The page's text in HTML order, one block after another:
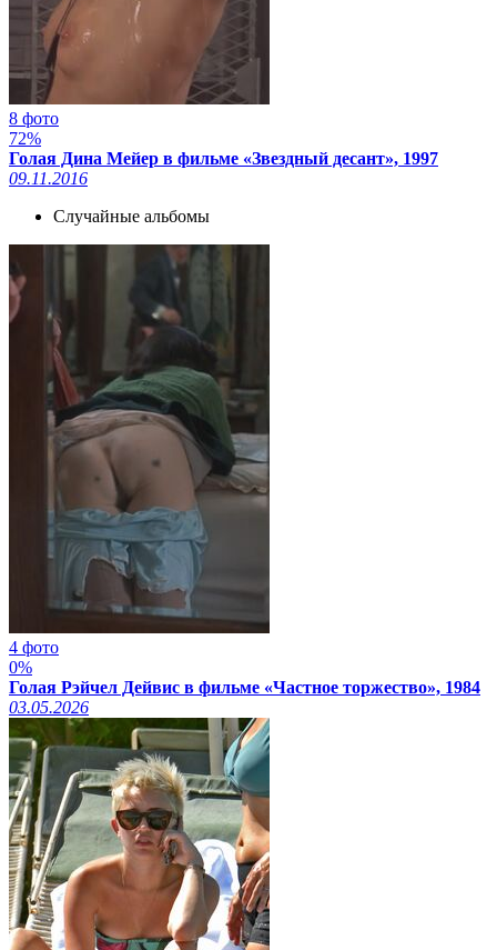
8 фото
72%
Голая Дина Мейер в фильме «Звездный десант», 1997
09.11.2016
Случайные альбомы
4 фото
0%
Голая Рэйчел Дейвис в фильме «Частное торжество», 1984
03.05.2026